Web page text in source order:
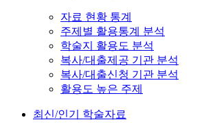
자료 현황 통계
주제별 활용통계 분석
학술지 활용도 분석
복사/대출제공 기관 분석
복사/대출신청 기관 분석
활용도 높은 주제
최신/인기 학술자료